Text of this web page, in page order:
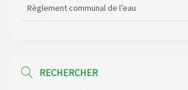
Règlement communal de l’eau
RECHERCHER